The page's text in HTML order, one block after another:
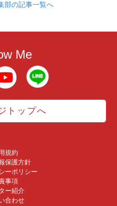
部の記事一覧へ
Me
トップへ
規約
保護方針
ーポリシー
事項
ー紹介
合わせ